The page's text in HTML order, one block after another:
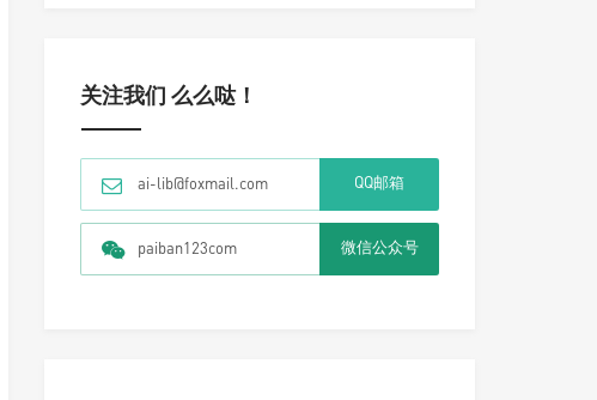
关注我们 么么哒！
ai-lib@foxmail.com QQ邮箱
paiban123com 微信公众号